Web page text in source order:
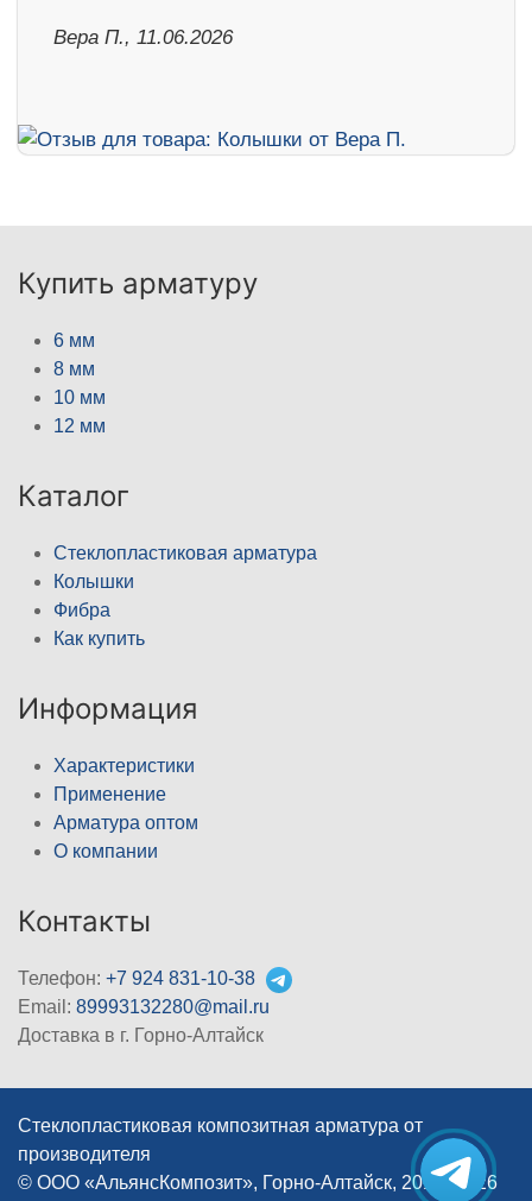
Вера П., 11.06.2026
Купить арматуру
6 мм
8 мм
10 мм
12 мм
Каталог
Стеклопластиковая арматура
Колышки
Фибра
Как купить
Информация
Характеристики
Применение
Арматура оптом
О компании
Контакты
Телефон: +7 924 831-10-38
Email: 89993132280@mail.ru
Доставка в г. Горно-Алтайск
Стеклопластиковая композитная арматура от
производителя
© ООО «АльянсКомпозит», Горно-Алтайск, 2012–2026